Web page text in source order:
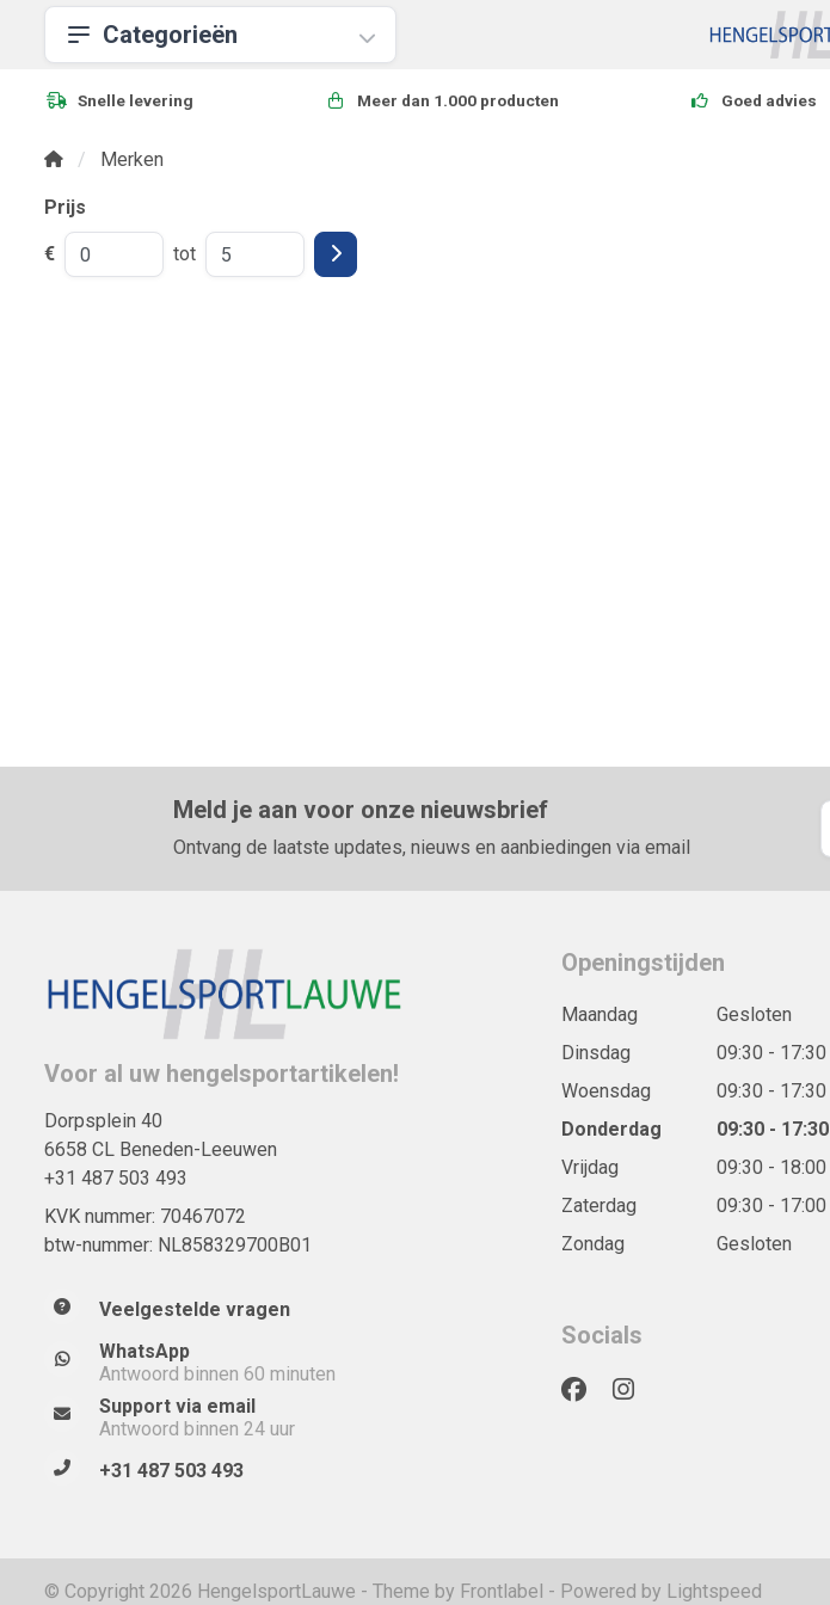
Categorieën
Snelle levering Meer dan 1.000 producten Goed advies
Merken
Prijs
€ tot
Meld je aan voor onze nieuwsbrief
Ontvang de laatste updates, nieuws en aanbiedingen via email
Voor al uw hengelsportartikelen!
Dorpsplein 40
6658 CL Beneden-Leeuwen
+31 487 503 493
KVK nummer: 70467072
btw-nummer: NL858329700B01
Veelgestelde vragen
WhatsApp
Antwoord binnen 60 minuten
Support via email
Antwoord binnen 24 uur
+31 487 503 493
Openingstijden
Maandag
Gesloten
Dinsdag
09:30 - 17:30
Woensdag
09:30 - 17:30
Donderdag
09:30 - 17:30
Vrijdag
09:30 - 18:00
Zaterdag
09:30 - 17:00
Zondag
Gesloten
Socials
© Copyright 2026 HengelsportLauwe - Theme by Frontlabel - Powered by Lightspeed